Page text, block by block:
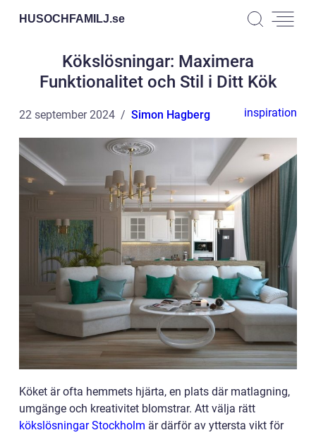
HUSOCHFAMILJ.se
Kökslösningar: Maximera
Funktionalitet och Stil i Ditt Kök
22 september 2024 Simon Hagberg inspiration
Köket är ofta hemmets hjärta, en plats där matlagning,
umgänge och kreativitet blomstrar. Att välja rätt
kökslösningar Stockholm är därför av yttersta vikt för